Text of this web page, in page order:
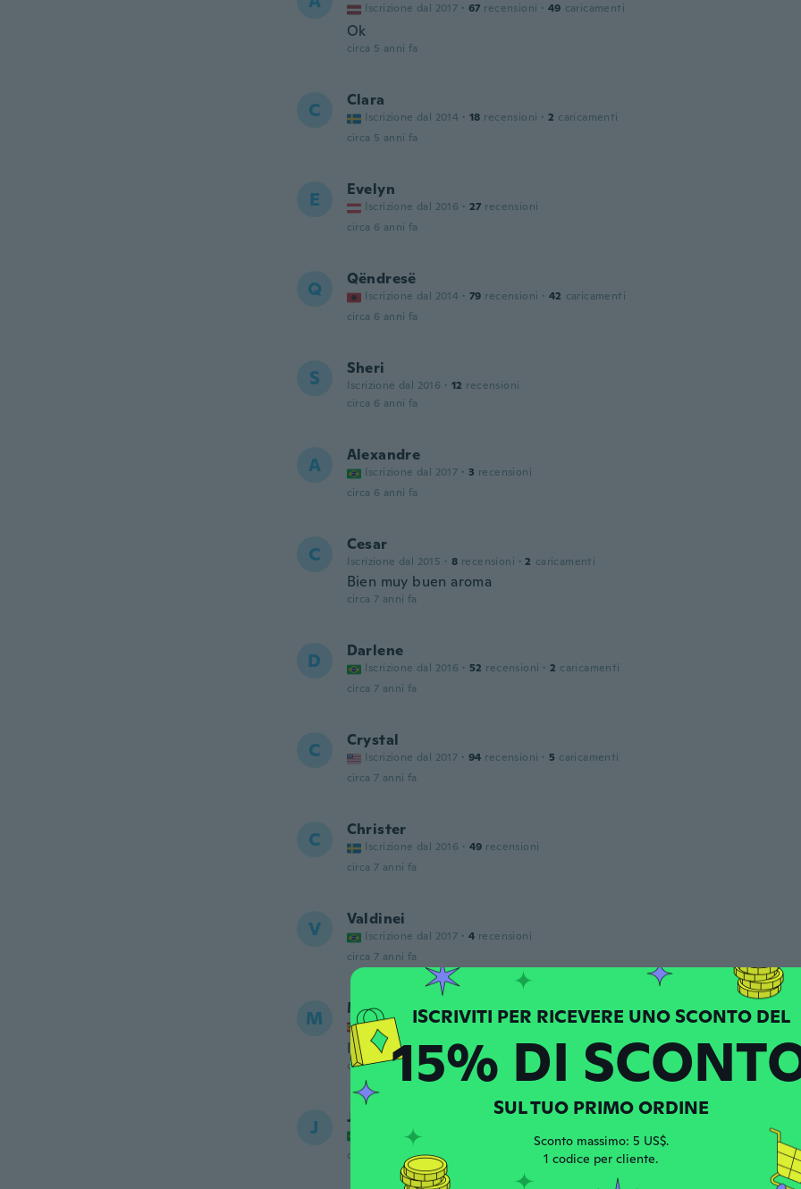
Iscrizione dal 2017 · 67 recensioni · 49 caricamenti
Ok
circa 5 anni fa
C Clara
Iscrizione dal 2014 · 18 recensioni · 2 caricamenti
circa 5 anni fa
E Evelyn
Iscrizione dal 2016 · 27 recensioni
circa 6 anni fa
Q Qëndresë
Iscrizione dal 2014 · 79 recensioni · 42 caricamenti
circa 6 anni fa
S Sheri
Iscrizione dal 2016 · 12 recensioni
circa 6 anni fa
A Alexandre
Iscrizione dal 2017 · 3 recensioni
circa 6 anni fa
C Cesar
Iscrizione dal 2015 · 8 recensioni · 2 caricamenti
Bien muy buen aroma
circa 7 anni fa
D Darlene
Iscrizione dal 2016 · 52 recensioni · 2 caricamenti
circa 7 anni fa
C Crystal
Iscrizione dal 2017 · 94 recensioni · 5 caricamenti
circa 7 anni fa
C Christer
Iscrizione dal 2016 · 49 recensioni
circa 7 anni fa
V Valdinei
Iscrizione dal 2017 · 4 recensioni
circa 7 anni fa
M Mi
Iscrizione dal 2017 · 19 recensioni · 8 caricamenti
It’s fine
circa 7 anni fa
J Jarley
Iscrizione dal 2017
recensioni
circa 7 anni fa
ISCRIVITI PER RICEVERE UNO SCONTO DEL
15% DI
SUL TUO PRIMO ORDINE
Sconto massimo: 5 US$.
1 codice per cliente.